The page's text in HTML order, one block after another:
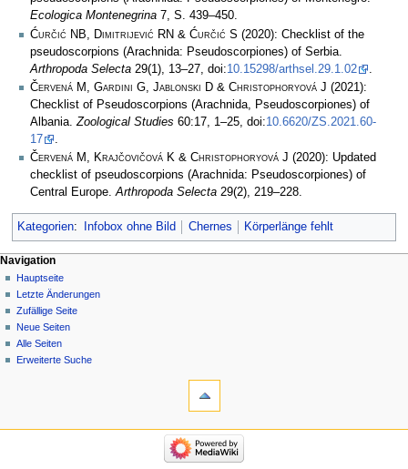
Ecologica Montenegrina 7, S. 439–450.
Ćurčić NB, Dimitrijević RN & Ćurčić S (2020): Checklist of the
pseudoscorpions (Arachnida: Pseudoscorpiones) of Serbia.
Arthropoda Selecta 29(1), 13–27, doi:10.15298/arthsel.29.1.02
Červená M, Gardini G, Jablonski D & Christophoryová J (2021):
Checklist of Pseudoscorpions (Arachnida, Pseudoscorpiones) of
Albania.Zoological Studies 60:17, 1–25, doi:10.6620/ZS.2021.60-
17
.
Červená M, Krajčovičová K & Christophoryová J (2020): Updated
checklist of pseudoscorpions (Arachnida: Pseudoscorpiones) of
Central Europe.Arthropoda Selecta 29(2), 219–228.
Kategorien: Infobox ohne Bild Chernes Körperlänge fehlt
Navigation
Hauptseite
Letzte Änderungen
Zufällige Seite
Neue Seiten
Alle Seiten
Erweiterte Suche